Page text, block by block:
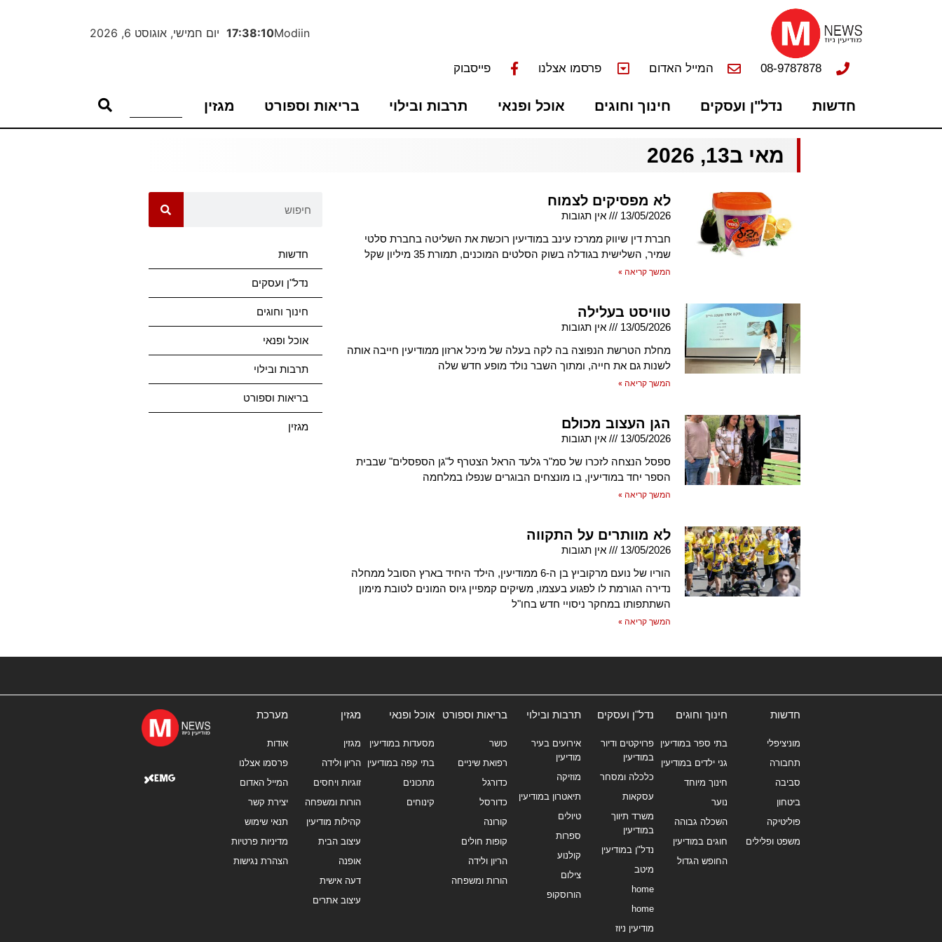
Modiin
17:38:10 יום חמישי, אוגוסט 6, 2026
08-9787878 המייל האדום פרסמו אצלנו פייסבוק
חדשות נדל"ן ועסקים חינוך וחוגים אוכל ופנאי תרבות ובילוי בריאות וספורט מגזין
מאי ב13, 2026
לא מפסיקים לצמוח
13/05/2026
אין תגובות
חברת דין שיווק ממרכז עינב במודיעין רוכשת את השליטה בחברת סלטי
שמיר, השלישית בגודלה בשוק הסלטים המוכנים, תמורת 35 מיליון שקל
המשך קריאה »
טוויסט בעלילה
13/05/2026
אין תגובות
מחלת הטרשת הנפוצה בה לקה בעלה של מיכל ארזון ממודיעין חייבה אותה
לשנות גם את חייה, ומתוך השבר נולד מופע חדש שלה
המשך קריאה »
הגן העצוב מכולם
13/05/2026
אין תגובות
ספסל הנצחה לזכרו של סמ"ר גלעד הראל הצטרף ל"גן הספסלים" שבבית
הספר יחד במודיעין, בו מונצחים הבוגרים שנפלו במלחמה
המשך קריאה »
לא מוותרים על התקווה
13/05/2026
אין תגובות
הוריו של נועם מרקוביץ בן ה-6 ממודיעין, הילד היחיד בארץ הסובל ממחלה
נדירה הגורמת לו לפגוע בעצמו, משיקים קמפיין גיוס המונים לטובת מימון
השתתפותו במחקר ניסויי חדש בחו"ל
המשך קריאה »
חדשות
נדל"ן ועסקים
חינוך וחוגים
אוכל ופנאי
תרבות ובילוי
בריאות וספורט
מגזין
חדשות
מוניציפלי
תחבורה
סביבה
ביטחון
פוליטיקה
משפט ופלילים
חינוך וחוגים
בתי ספר במודיעין
גני ילדים במודיעין
חינוך מיוחד
נוער
השכלה גבוהה
חוגים במודיעין
החופש הגדול
נדל"ן ועסקים
פרויקטים ודיור
במודיעין
כלכלה ומסחר
עסקאות
משרד תיווך
במודיעין
נדל"ן במודיעין
מיטב
home
home
מודיעין ניוז
תרבות ובילוי
אירועים בעיר
מודיעין
מוזיקה
תיאטרון במודיעין
טיולים
ספרות
קולנוע
צילום
הורוסקופ
בריאות וספורט
כושר
רפואת שיניים
כדורגל
כדורסל
קורונה
קופות חולים
הריון ולידה
הורות ומשפחה
אוכל ופנאי
מסעדות במודיעין
בתי קפה במודיעין
מתכונים
קינוחים
מגזין
מגזין
הריון ולידה
זוגיות ויחסים
הורות ומשפחה
קהילות מודיעין
עיצוב הבית
אופנה
דעה אישית
עיצוב אתרים
מערכת
אודות
פרסמו אצלנו
המייל האדום
יצירת קשר
תנאי שימוש
מדיניות פרטיות
הצהרת נגישות